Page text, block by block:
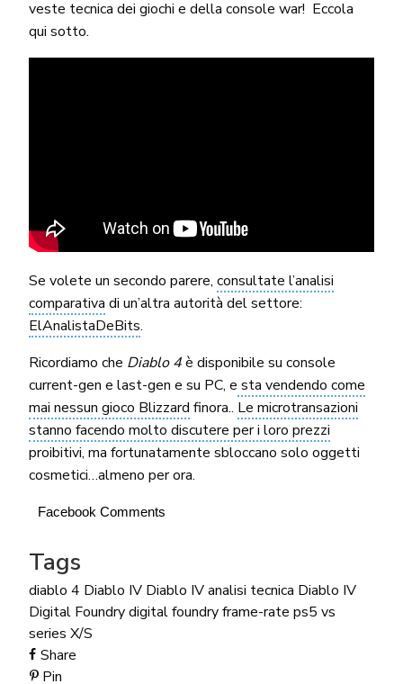
veste tecnica dei giochi e della console war! Eccola
qui sotto.
Se volete un secondo parere,consultate l’analisi
comparativa di un’altra autorità del settore:
ElAnalistaDeBits.
Ricordiamo che Diablo 4è disponibile su console
current-gen e last-gen e su PC, e sta vendendo come
mai nessun gioco Blizzard finora.. Le microtransazioni
stanno facendo molto discutere per i loro prezzi
proibitivi, ma fortunatamente sbloccano solo oggetti
cosmetici…almeno per ora.
Facebook Comments
Tags
diablo 4 Diablo IV Diablo IV analisi tecnica Diablo IV
Digital Foundrydigital foundryframe-rate ps5 vs
series X/S
Share
Pin